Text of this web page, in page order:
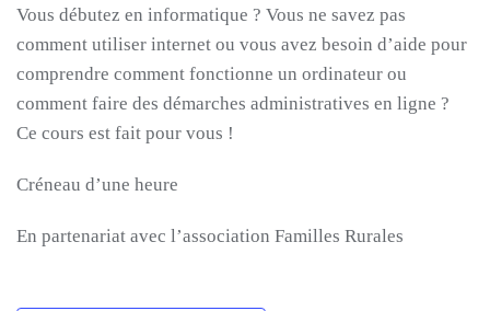
Vous débutez en informatique ? Vous ne savez pas
comment utiliser internet ou vous avez besoin d’aide pour
comprendre comment fonctionne un ordinateur ou
comment faire des démarches administratives en ligne ?
Ce cours est fait pour vous !
Créneau d’une heure
En partenariat avec l’association Familles Rurales